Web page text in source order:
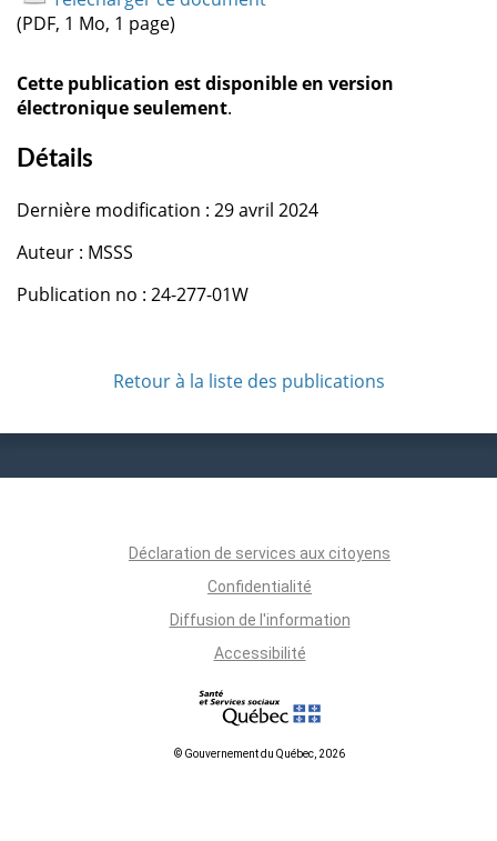
(PDF, 1 Mo, 1 page)
Cette publication est disponible en version
électronique seulement.
Détails
Dernière modification : 29 avril 2024
Auteur : MSSS
Publication no : 24-277-01W
Retour à la liste des publications
Déclaration de services aux citoyens
Confidentialité
Diffusion de l'information
Accessibilité
© Gouvernement du Québec, 2026